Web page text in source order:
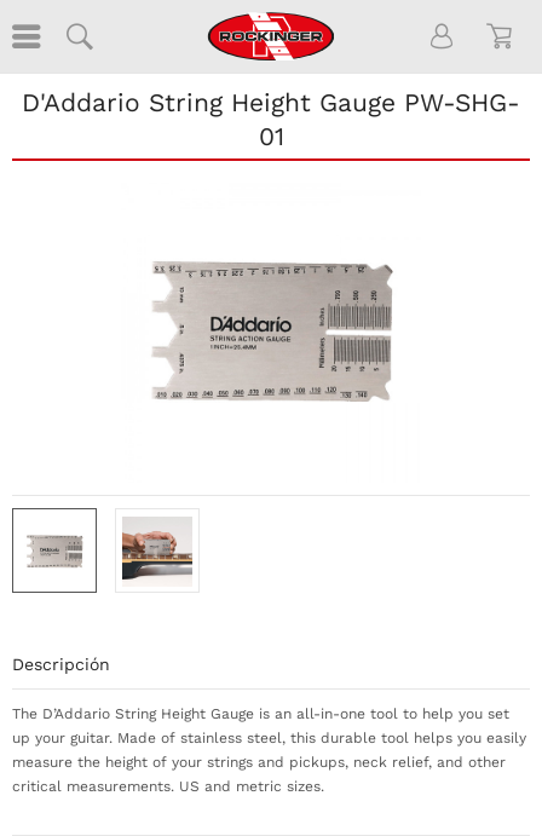
D'Addario String Height Gauge PW-SHG-
01
Descripción
The D’Addario String Height Gauge is an all-in-one tool to help you set
up your guitar. Made of stainless steel, this durable tool helps you easily
measure the height of your strings and pickups, neck relief, and other
critical measurements. US and metric sizes.